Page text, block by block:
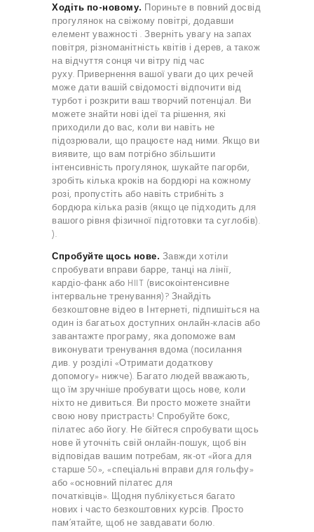
Ходіть по-новому. Пориньте в повний досвід
прогулянок на свіжому повітрі, додавши
елементуважності . Зверніть увагу на запах
повітря, різноманітність квітів і дерев, а також
на відчуття сонця чи вітру під час
руху. Привернення вашої уваги до цих речей
може дати вашій свідомості відпочити від
турбот і розкрити ваш творчий потенціал. Ви
можете знайти нові ідеї та рішення, які
приходили до вас, коли ви навіть не
підозрювали, що працюєте над ними. Якщо ви
виявите, що вам потрібно збільшити
інтенсивність прогулянок, шукайте пагорби,
зробіть кілька кроків на бордюрі на кожному
розі, пропустіть або навіть стрибніть з
бордюра кілька разів (якщо це підходить для
вашого рівня фізичної підготовки та суглобів).
).
Спробуйте щось нове. Завжди хотіли
спробувати вправи барре, танці на лінії,
кардіо-фанк або HIIT (високоінтенсивне
інтервальне тренування)? Знайдіть
безкоштовне відео в Інтернеті, підпишіться на
один із багатьох доступних онлайн-класів або
завантажте програму, яка допоможе вам
виконувати тренування вдома (посилання
див. у розділі «Отримати додаткову
допомогу» нижче). Багато людей вважають,
що їм зручніше пробувати щось нове, коли
ніхто не дивиться. Ви просто можете знайти
свою нову пристрасть! Спробуйте бокс,
пілатес або йогу. Не бійтеся спробувати щось
нове й уточніть свій онлайн-пошук, щоб він
відповідав вашим потребам, як-от «йога для
старше 50», «спеціальні вправи для гольфу»
або «основний пілатес для
початківців». Щодня публікується багато
нових і часто безкоштовних курсів. Просто
пам’ятайте, щоб не завдавати болю.